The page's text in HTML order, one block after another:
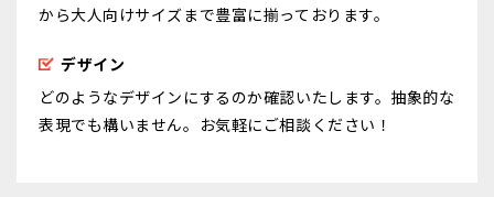
から大人向けサイズまで豊富に揃っております。
デザイン
どのようなデザインにするのか確認いたします。抽象的な
表現でも構いません。お気軽にご相談ください！